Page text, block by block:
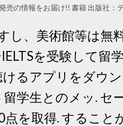
売の情報をお届け!! 書籍 出版社：
し、美術館等は無
を受験して留
るアプリをダウ
学生とのメッ. セ
を取得. すること